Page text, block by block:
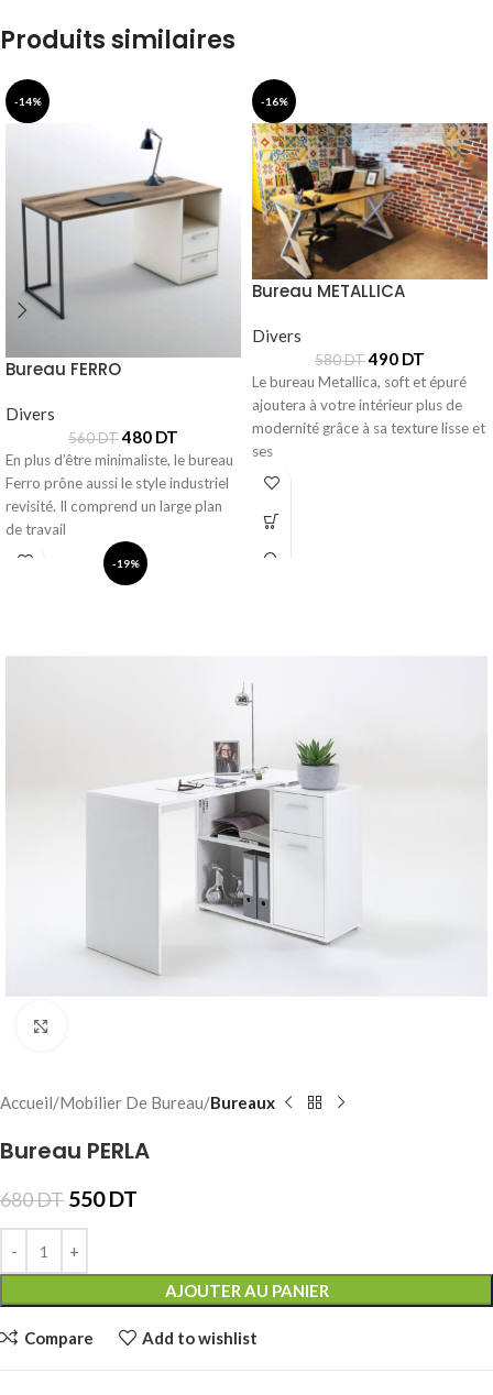
Produits similaires
-14%
Bureau FERRO
Divers
560DT480 DT
En plus d’être minimaliste, le bureau
Ferro prône aussi le style industriel
revisité. Il comprend un large plan
de travail
-16%
Bureau METALLICA
Divers
580DT490 DT
Le bureau Metallica, soft et épuré
ajoutera à votre intérieur plus de
modernité grâce à sa texture lisse et
ses
-19%
Accueil Mobilier De Bureau Bureaux
Bureau PERLA
680DT 550DT
AJOUTER AU PANIER
Compare Add to wishlist